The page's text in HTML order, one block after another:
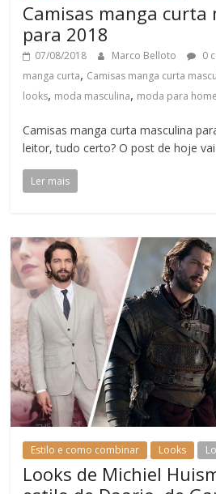
Camisas manga curta
para 2018
07/08/2018 Marco Belloto 0
manga curta, Camisas manga curta
looks, moda masculina, moda para
Camisas manga curta masculina
leitor, tudo certo? O post de hoje
Ler mais
Estilo e como combinar Looks
Looks de Michiel